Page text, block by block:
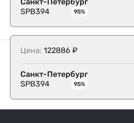
SPB394
95%
Цена: 122886 ₽
Санкт-Петербург
SPB394
95%